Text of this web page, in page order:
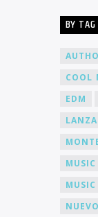
BY TAG
COOL
EDM